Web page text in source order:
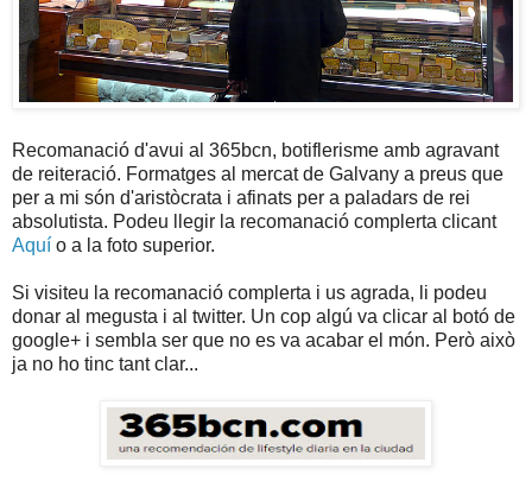
Recomanació d'avui al 365bcn, botiflerisme amb agravant
de reiteració. Formatges al mercat de Galvany a preus que
per a mi són d'aristòcrata i afinats per a paladars de rei
absolutista. Podeu llegir la recomanació complerta clicant
Aquí o a la foto superior.
Si visiteu la recomanació complerta i us agrada, li podeu
donar al megusta i al twitter. Un cop algú va clicar al botó de
google+ i sembla ser que no es va acabar el món. Però això
ja no ho tinc tant clar...